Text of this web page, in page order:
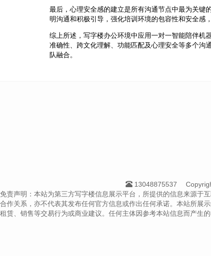
最后，心理安全感的建立是所有沟通节点中最为关键
明沟通和积极引导，强化培训环境的包容性和安全感
综上所述，写字楼办公环境中应用一对一智能陪伴机
准确性、跨文化理解、功能匹配及心理安全等多个沟
队融合。
13048875537
免责声明：本站为第三方写字楼信息展示平台，所提供的信息来源于
合作关系，亦不代表其发布任何官方信息或作出任何承诺。本站所展
租赁、销售等交易行为或商业建议。任何主体因参考本站信息而产生